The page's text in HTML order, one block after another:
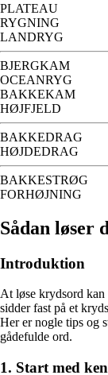
PLATEAU
RYGNING
LANDRYG
BJERGKAM
OCEANRYG
BAKKEKAM
HØJFJELD
BAKKEDRAG
HØJDEDRAG
BAKKESTRØG
FORHØJNING
Sådan løser
Introduktion
At løse krydsord
sidder fast på et
Her er nogle tips og
gådefulde ord.
1. Start med